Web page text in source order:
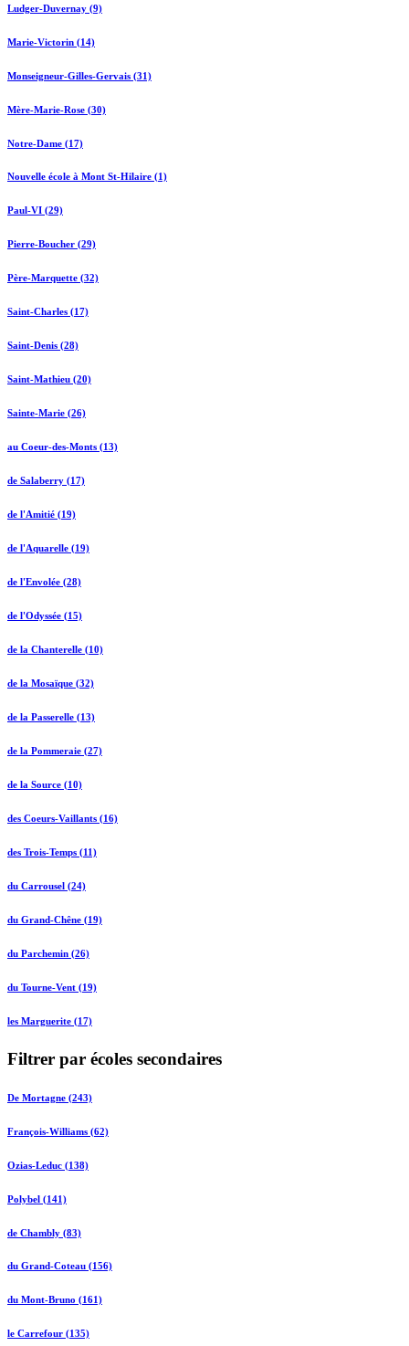
Ludger-Duvernay (9)
Marie-Victorin (14)
Monseigneur-Gilles-Gervais (31)
Mère-Marie-Rose (30)
Notre-Dame (17)
Nouvelle école à Mont St-Hilaire (1)
Paul-VI (29)
Pierre-Boucher (29)
Père-Marquette (32)
Saint-Charles (17)
Saint-Denis (28)
Saint-Mathieu (20)
Sainte-Marie (26)
au Coeur-des-Monts (13)
de Salaberry (17)
de l'Amitié (19)
de l'Aquarelle (19)
de l'Envolée (28)
de l'Odyssée (15)
de la Chanterelle (10)
de la Mosaïque (32)
de la Passerelle (13)
de la Pommeraie (27)
de la Source (10)
des Coeurs-Vaillants (16)
des Trois-Temps (11)
du Carrousel (24)
du Grand-Chêne (19)
du Parchemin (26)
du Tourne-Vent (19)
les Marguerite (17)
Filtrer par écoles secondaires
De Mortagne (243)
François-Williams (62)
Ozias-Leduc (138)
Polybel (141)
de Chambly (83)
du Grand-Coteau (156)
du Mont-Bruno (161)
le Carrefour (135)